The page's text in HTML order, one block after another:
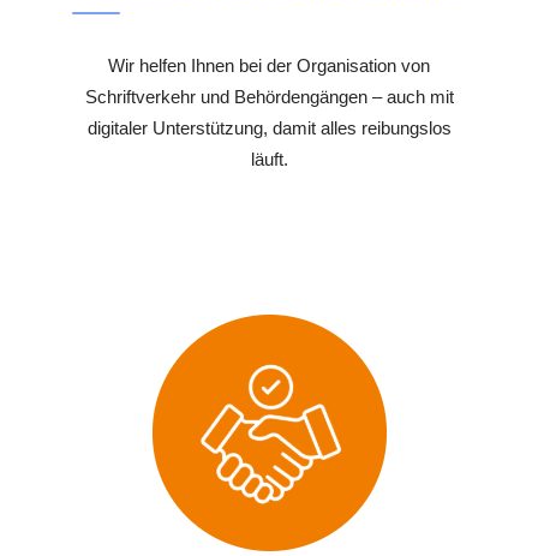
Wir helfen Ihnen bei der Organisation von
Schriftverkehr und Behördengängen – auch mit
digitaler Unterstützung, damit alles reibungslos
läuft.